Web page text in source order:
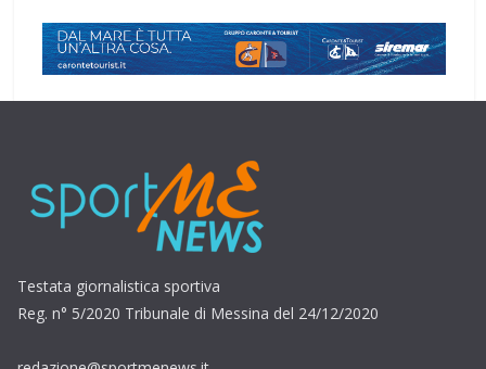
Testata giornalistica sportiva
Reg. n° 5/2020 Tribunale di Messina del 24/12/2020